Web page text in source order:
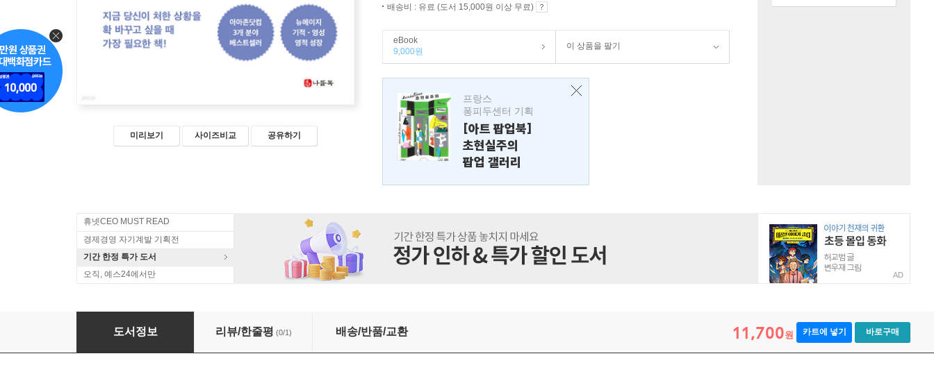
미리보기 사이즈비교 공유하기
배송비 : 유료 (도서 15,000원 이상 무료)
eBook
9,000원
이 상품을 팔기
프랑스
퐁피두센터 기획
[아트 팝업북]
초현실주의
팝업 갤러리
휴넷CEO MUST READ
경제경영 자기계발 기획전
기간 한정 특가 도서
오직, 예스24에서만
AD
나를 기다리는 기적
도서정보 리뷰/한줄평 (0/1) 배송/반품/교환 11,700원 카트에 넣기 바로구매